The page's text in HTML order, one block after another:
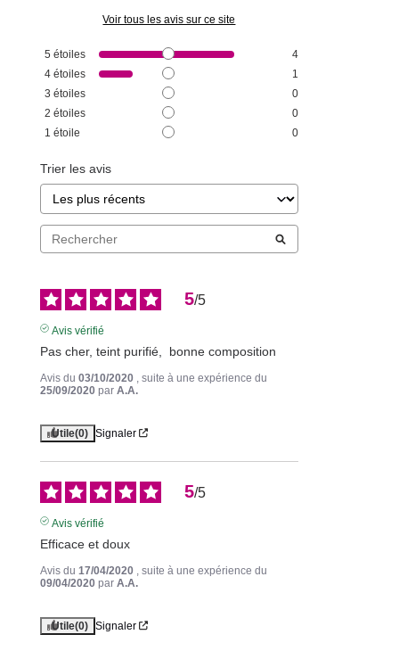
Voir tous les avis sur ce site
5 étoiles
4
4 étoiles
1
3 étoiles
0
2 étoiles
0
1 étoile 0
Trier les avis
5/5
Avis vérifié
Pas cher, teint purifié,  bonne composition
Avis du 03/10/2020 , suite à une expérience du
25/09/2020 par A.A.
Utile(0) Signaler
5/5
Avis vérifié
Efficace et doux
Avis du 17/04/2020 , suite à une expérience du
09/04/2020 par A.A.
Utile(0) Signaler